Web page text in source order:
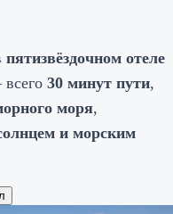
пятизвёздочном отеле
30 минут пути,
моря,
и морским